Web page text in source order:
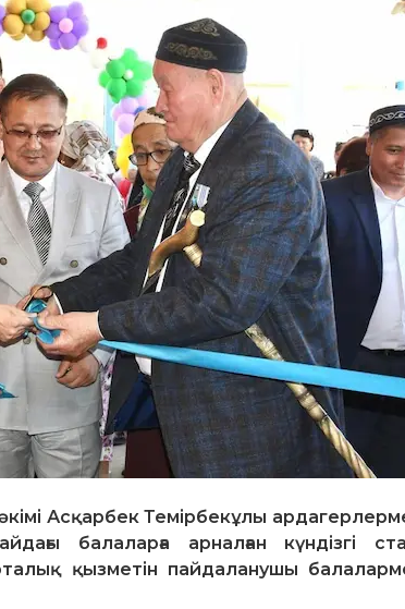
Асқарбек Темірбекұлы
балаларға арналған күндізгі
қызметін пайдаланушы